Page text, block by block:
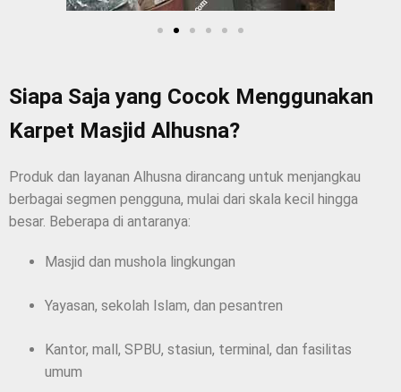
Siapa Saja yang Cocok Menggunakan
Karpet Masjid Alhusna?
Produk dan layanan Alhusna dirancang untuk menjangkau
berbagai segmen pengguna, mulai dari skala kecil hingga
besar. Beberapa di antaranya:
Masjid dan mushola lingkungan
Yayasan, sekolah Islam, dan pesantren
Kantor, mall, SPBU, stasiun, terminal, dan fasilitas
umum